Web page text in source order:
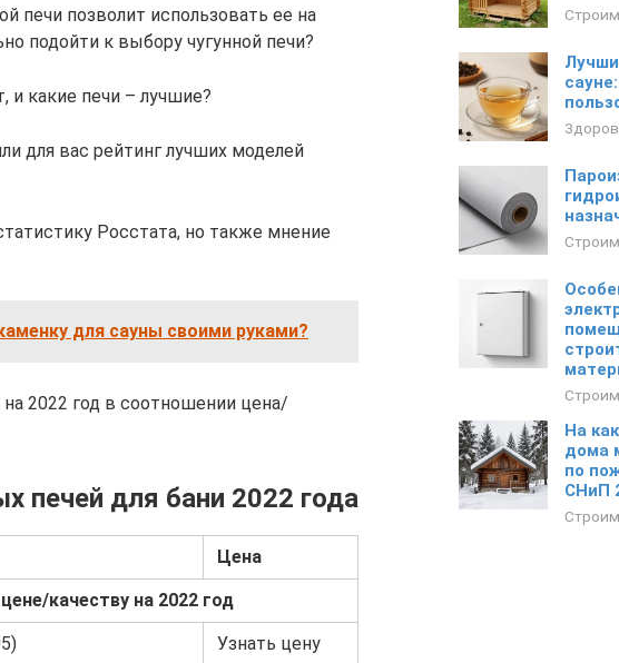
печи позволит использовать ее на
подойти к выбору чугунной печи?
и какие печи – лучшие?
для вас рейтинг лучших моделей
Росстата, но также мнение
для сауны своими руками?
2022 год в соотношении цена/
печей для бани 2022 года
Цена
качеству на 2022 год
Узнать цену
Строим
Строим
Строим
На
дома
по
СНиП
Строим